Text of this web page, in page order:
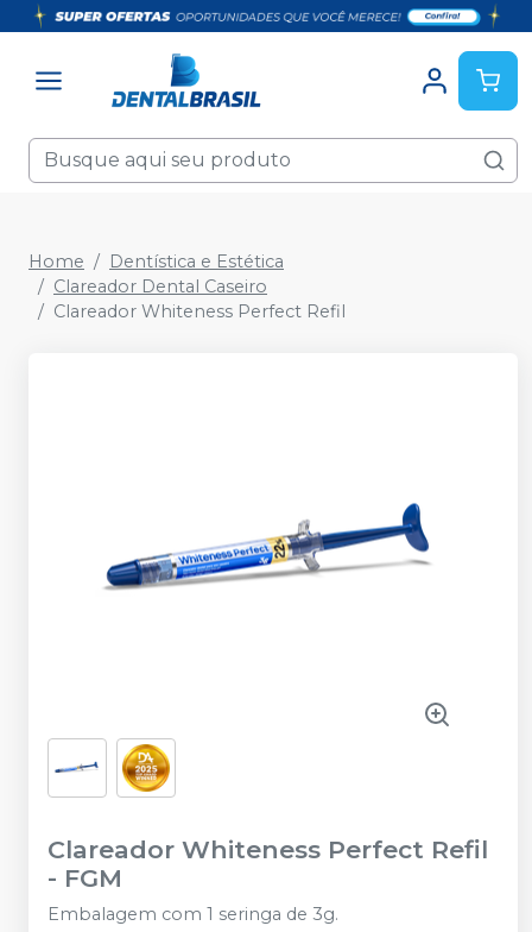
Home
Dentística e Estética
Clareador Dental Caseiro
Clareador Whiteness Perfect Refil
Clareador Whiteness Perfect Refil
- FGM
Embalagem com 1 seringa de 3g.